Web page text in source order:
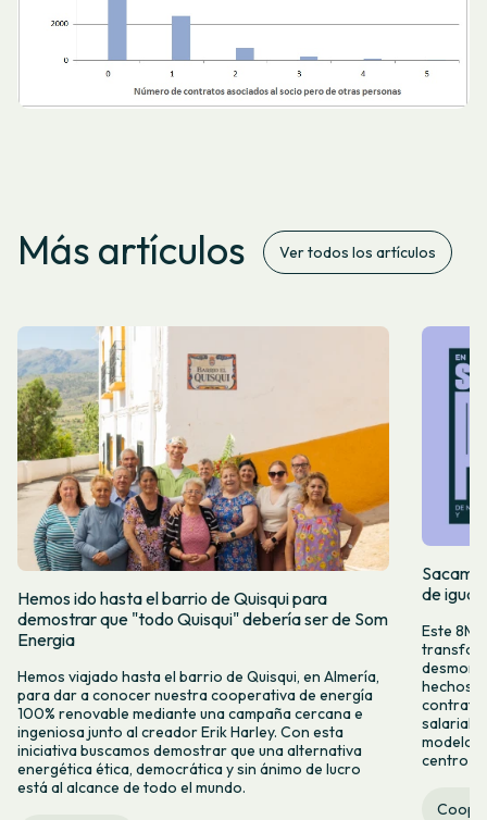
Más artículos Ver todos los artículos
Hemos ido hasta el barrio de Quisqui para
demostrar que "todo Quisqui" debería ser de Som
Energia
Hemos viajado hasta el barrio de Quisqui, en Almería,
para dar a conocer nuestra cooperativa de energía
100% renovable mediante una campaña cercana e
ingeniosa junto al creador Erik Harley. Con esta
iniciativa buscamos demostrar que una alternativa
energética ética, democrática y sin ánimo de lucro
está al alcance de todo el mundo.
de
Este 8M,
hechos y
salarial y
modelo
centro